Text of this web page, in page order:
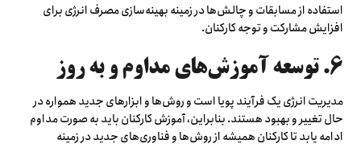
استفاده از مسابقات و چالش‌ها در زمینه بهینه‌سازی مصرف انرژی برای
افزایش مشارکت و توجه کارکنان.
۶. توسعه آموزش‌های مداوم و به روز
مدیریت انرژی یک فرآیند پویا است و روش‌ها و ابزارهای جدید همواره در
حال تغییر و بهبود هستند. بنابراین، آموزش کارکنان باید به صورت مداوم
ادامه یابد تا کارکنان همیشه از روش‌ها و فناوری‌های جدید در زمینه